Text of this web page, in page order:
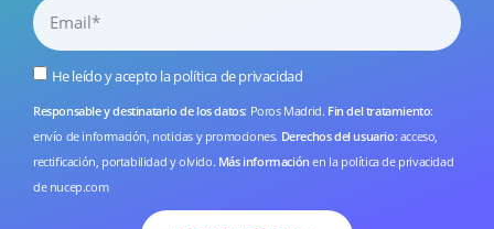
He leído y acepto lapolítica de privacidad
Responsable y destinatario de los datos: Poros Madrid. Fin del tratamiento:
envío de información, noticias y promociones. Derechos del usuario: acceso,
rectificación, portabilidad y olvido. Más información en la política de privacidad
de nucep.com